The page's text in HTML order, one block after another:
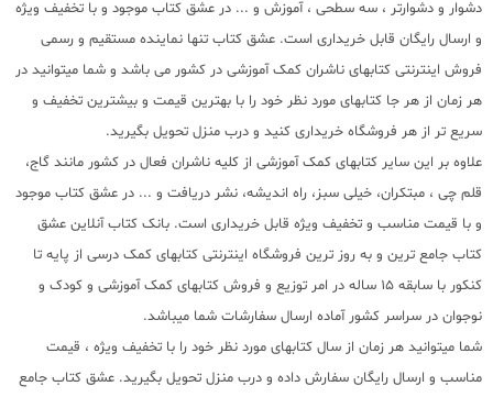
دشوار و دشوارتر ، سه سطحی ، آموزش و ... در عشق کتاب موجود و با تخفیف ویژه
و ارسال رایگان قابل خریداری است. عشق کتاب تنها نماینده مستقیم و رسمی
فروش اینترنتی کتابهای ناشران کمک آموزشی در کشور می باشد و شما میتوانید در
هر زمان از هر جا کتابهای مورد نظر خود را با بهترین قیمت و بیشترین تخفیف و
سریع تر از هر فروشگاه خریداری کنید و درب منزل تحویل بگیرید.
علاوه بر این سایر کتابهای کمک آموزشی از کلیه ناشران فعال در کشور مانند گاج،
قلم چی ، مبتکران، خیلی سبز، راه اندیشه، نشر دریافت و ... در عشق کتاب موجود
و با قیمت مناسب و تخفیف ویژه قابل خریداری است. بانک کتاب آنلاین عشق
کتاب جامع ترین و به روز ترین فروشگاه اینترنتی کتابهای کمک درسی از پایه تا
کنکور با سابقه 15 ساله در امر توزیع و فروش کتابهای کمک آموزشی و کودک و
نوجوان در سراسر کشور آماده ارسال سفارشات شما میباشد.
شما میتوانید هر زمان از سال کتابهای مورد نظر خود را با تخفیف ویژه ، قیمت
مناسب و ارسال رایگان سفارش داده و درب منزل تحویل بگیرید. عشق کتاب جامع